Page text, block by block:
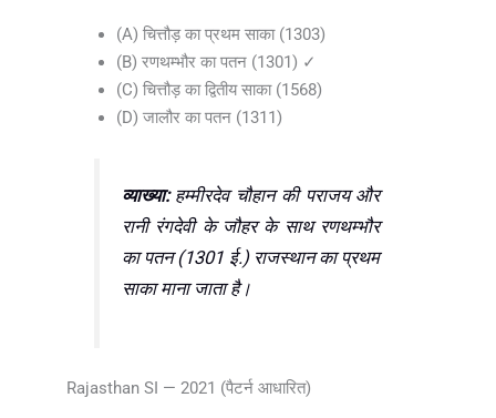
(A) चित्तौड़ का प्रथम साका (1303)
(B) रणथम्भौर का पतन (1301) ✓
(C) चित्तौड़ का द्वितीय साका (1568)
(D) जालौर का पतन (1311)
व्याख्या:हम्मीरदेव चौहान की पराजय और
रानी रंगदेवी के जौहर के साथ रणथम्भौर
का पतन (1301 ई.) राजस्थान का प्रथम
साका माना जाता है।
Rajasthan SI — 2021 (पैटर्न आधारित)